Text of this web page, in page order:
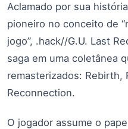
Aclamado por sua
pioneiro no conceito de
jogo”, .hack//G.U. Last
saga em uma coletânea
remasterizados: Rebirth,
Reconnection.
O jogador assume o